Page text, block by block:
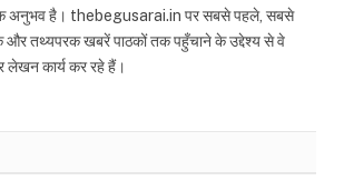
अनुभव है। thebegusarai.in पर सबसे पहले, सबसे
और तथ्यपरक खबरें पाठकों तक पहुँचाने के उद्देश्य से वे
लेखन कार्य कर रहे हैं।